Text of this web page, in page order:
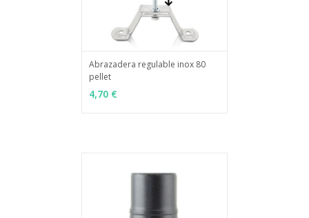
AÑADIR
Abrazadera regulable inox 80
pellet
4,70 €